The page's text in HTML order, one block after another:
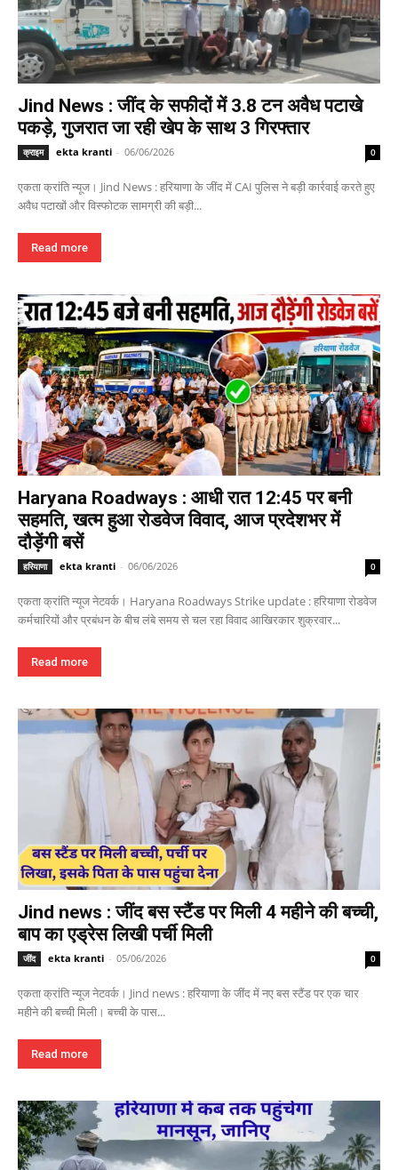
Jind News : जींद के सफीदों में 3.8 टन अवैध पटाखे
पकड़े, गुजरात जा रही खेप के साथ 3 गिरफ्तार
क्राइम ekta kranti - 06/06/2026 0
एकता क्रांति न्यूज। Jind News : हरियाणा के जींद में CAI पुलिस ने बड़ी कार्रवाई करते हुए
अवैध पटाखों और विस्फोटक सामग्री की बड़ी...
Read more
Haryana Roadways : आधी रात 12:45 पर बनी
सहमति, खत्म हुआ रोडवेज विवाद, आज प्रदेशभर में
दौड़ेंगी बसें
हरियाणा ekta kranti - 06/06/2026 0
एकता क्रांति न्यूज नेटवर्क। Haryana Roadways Strike update : हरियाणा रोडवेज
कर्मचारियों और प्रबंधन के बीच लंबे समय से चल रहा विवाद आखिरकार शुक्रवार...
Read more
Jind news : जींद बस स्टैंड पर मिली 4 महीने की बच्ची,
बाप का एड्रेस लिखी पर्ची मिली
जींद ekta kranti - 05/06/2026 0
एकता क्रांति न्यूज नेटवर्क। Jind news : हरियाणा के जींद में नए बस स्टैंड पर एक चार
महीने की बच्ची मिली। बच्ची के पास...
Read more